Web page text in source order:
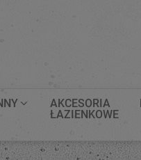
AKCESORIA
ŁAZIENKOWE